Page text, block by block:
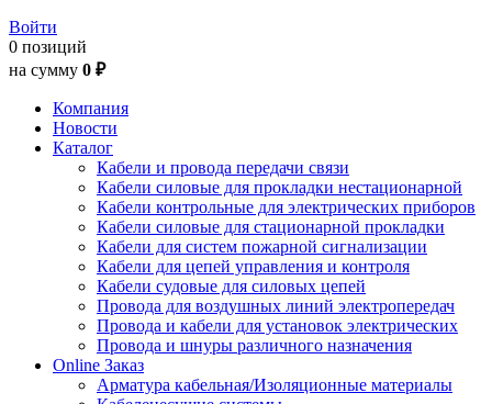
Войти
0 позиций
на сумму 0 ₽
Компания
Новости
Каталог
Кабели и провода передачи связи
Кабели силовые для прокладки нестационарной
Кабели контрольные для электрических приборов
Кабели силовые для стационарной прокладки
Кабели для систем пожарной сигнализации
Кабели для цепей управления и контроля
Кабели судовые для силовых цепей
Провода для воздушных линий электропередач
Провода и кабели для установок электрических
Провода и шнуры различного назначения
Online Заказ
Арматура кабельная/Изоляционные материалы